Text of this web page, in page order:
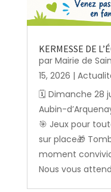
KERMESSE DE
par Mairie de
15, 2026 |
🗓️ Dimanche 28
Aubin-
🎯 Jeux pour
sur place🎁
moment
Nous vous